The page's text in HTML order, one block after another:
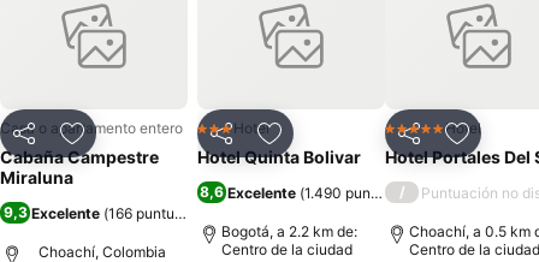
CompartirAgregar a favoritos
Casa o apartamento entero
Cabaña Campestre
Miraluna
9,3 Excelente (166 puntuaciones
Choachí, Colombia
CompartirAgregar a favoritos
3 Estrellas
Hotel
Hotel Quinta Bolivar
8,6 Excelente (1.490 puntuaciones)
Bogotá, a 2.2 km de:
Centro de la ciudad
CompartirAgregar
5 EstrellasHotel
Hotel Portales Del
/ Puntuación no
Choachí, a 0.5 km
Centro de la ciudad